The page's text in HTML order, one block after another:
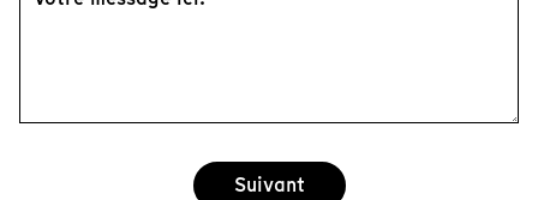
Suivant